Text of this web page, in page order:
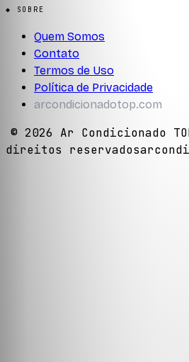
◆ SOBRE
Quem Somos
Contato
Termos de Uso
Política de Privacidade
arcondicionadotop.com
© 2026 Ar Condicionado
direitos reservados